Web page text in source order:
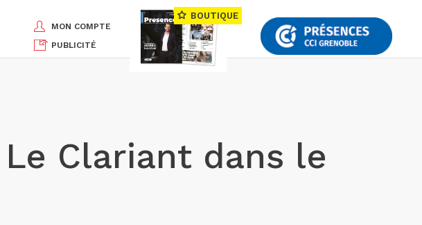
MON COMPTE
PUBLICITÉ
BOUTIQUE
Clariant dans le